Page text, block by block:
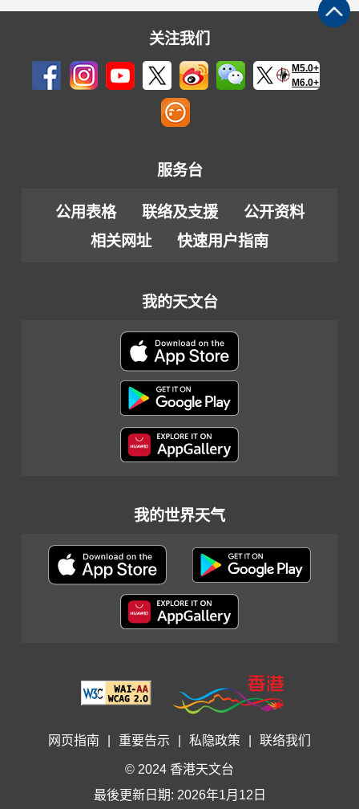
关注我们
M5.0+
M6.0+
服务台
公用表格 联络及支援
公开资料
相关网址
快速用户指南
我的天文台
我的世界天气
网页指南 重要告示 私隐政策 联络我们
© 2024 香港天文台
最後更新日期: 2026年1月12日